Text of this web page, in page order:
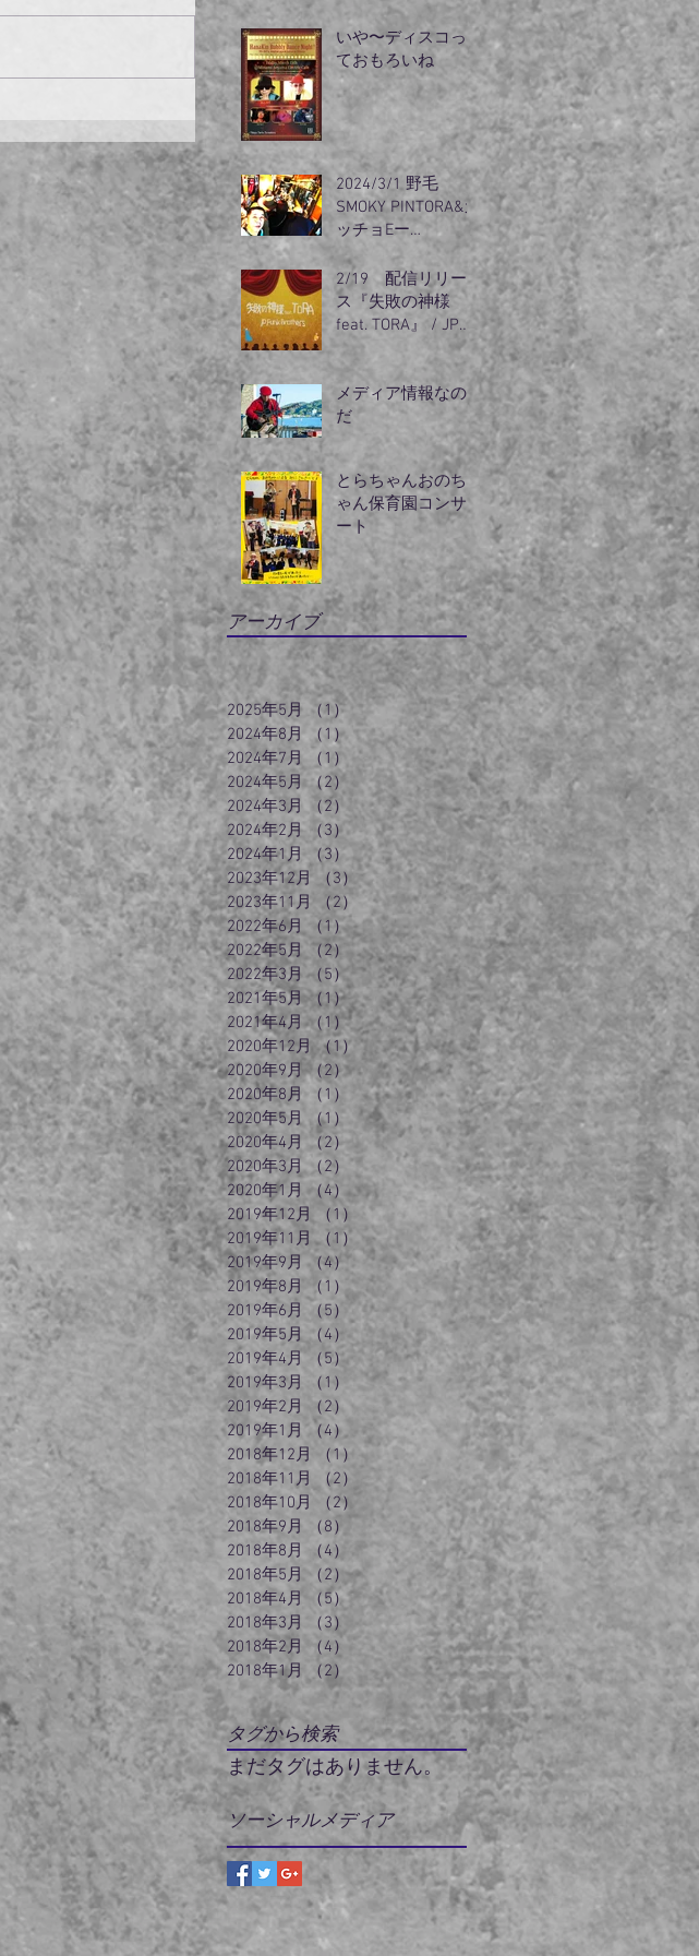
いや〜ディスコっ
ておもろいね
2024/3/1 野毛
SMOKY PINTORA&カ
ッチョEー
guest（オノちゃ
ん）登場
2/19 配信リリー
ス『失敗の神様
feat. TORA』 / JP
Funk
メディア情報なの
だ
とらちゃんおのち
ゃん保育園コンサ
ート
アーカイブ
2025年5月 （1）
1件の記事
2024年8月
（1） 1件の記事
2024年7月
（1）
1件の記事
2024年5月
（2）
2件の記事
2024年3月
（2）
2件の記事
2024年2月
（3）3件の記事
2024年1月
（3）
3件の記事
2023年12月 （3）
3件の記事
2023年11月
（2）
2件の記事
2022年6月
（1） 1件の記事
2022年5月 （2）
2件の記事
2022年3月 （5）5件の記事
2021年5月 （1） 1件の記事
2021年4月 （1）1件の記事
2020年12月 （1） 1件の記事
2020年9月 （2）2件の記事
2020年8月
（1）
1件の記事
2020年5月
（1）
1件の記事
2020年4月 （2）2件の記事
2020年3月 （2） 2件の記事
2020年1月 （4）4件の記事
2019年12月
（1）
1件の記事
2019年11月 （1）
1件の記事
2019年9月 （4）4件の記事
2019年8月
（1）
1件の記事
2019年6月
（5） 5件の記事
2019年5月 （4）
4件の記事
2019年4月
（5）5件の記事
2019年3月
（1）
1件の記事
2019年2月
（2） 2件の記事
2019年1月 （4） 4件の記事
2018年12月
（1）
1件の記事
2018年11月
（2）
2件の記事
2018年10月
（2）
2018年9月
（8）
8件の記事
2018年8月
（4）
4件の記事
2018年5月 （2）2件の記事
2018年4月
（5）5件の記事
2018年3月
（3）
3件の記事
2018年2月
（4）
4件の記事
2018年1月
（2） 2件の記事
タグから検索
まだタグはありません。
ソーシャルメディア